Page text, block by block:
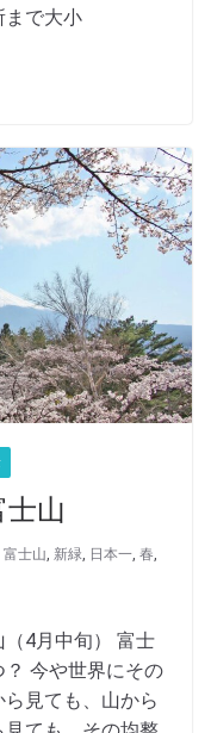
まで大小
山
富士山, 新緑, 日本一, 春,
4月中旬） 富士
今や世界にその
見ても、山から